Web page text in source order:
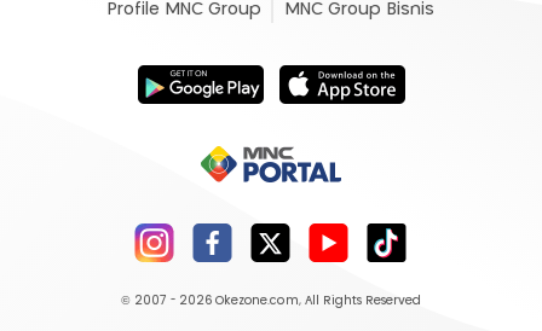
Profile MNC Group MNC Group Bisnis
© 2007 - 2026 Okezone.com, All Rights Reserved